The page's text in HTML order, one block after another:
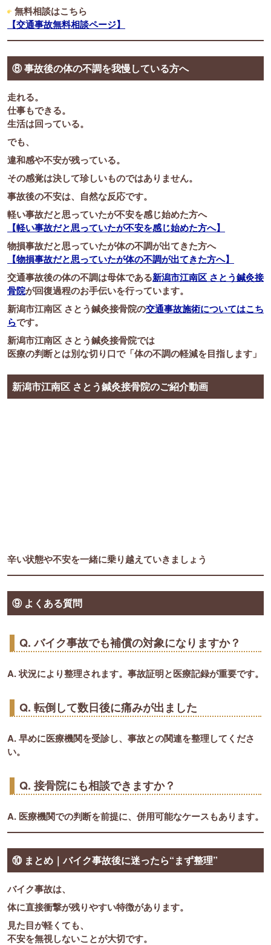
無料相談はこちら
【交通事故無料相談ページ】
⑧ 事故後の体の不調を我慢している方へ
走れる。
仕事もできる。
生活は回っている。
でも、
違和感や不安が残っている。
その感覚は決して珍しいものではありません。
事故後の不安は、自然な反応です。
軽い事故だと思っていたが不安を感じ始めた方へ
【軽い事故だと思っていたが不安を感じ始めた方へ】
物損事故だと思っていたが体の不調が出てきた方へ
【物損事故だと思っていたが体の不調が出てきた方へ】
交通事故後の体の不調は母体である新潟市江南区 さとう鍼灸接
骨院が回復過程のお手伝いを行っています。
新潟市江南区 さとう鍼灸接骨院の交通事故施術についてはこち
らです。
新潟市江南区 さとう鍼灸接骨院では
医療の判断とは別な切り口で「体の不調の軽減を目指します」
新潟市江南区 さとう鍼灸接骨院のご紹介動画
辛い状態や不安を一緒に乗り越えていきましょう
⑨ よくある質問
Q. バイク事故でも補償の対象になりますか？
A. 状況により整理されます。事故証明と医療記録が重要です。
Q. 転倒して数日後に痛みが出ました
A. 早めに医療機関を受診し、事故との関連を整理してくださ
い。
Q. 接骨院にも相談できますか？
A. 医療機関での判断を前提に、併用可能なケースもあります。
⑩ まとめ｜バイク事故後に迷ったら“まず整理”
バイク事故は、
体に直接衝撃が残りやすい特徴があります。
見た目が軽くても、
不安を無視しないことが大切です。